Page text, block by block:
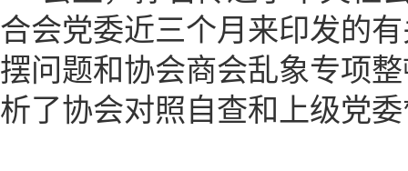
合会党委近三个月来印发的
摆问题和协会商会乱象专项
析了协会对照自查和上级党